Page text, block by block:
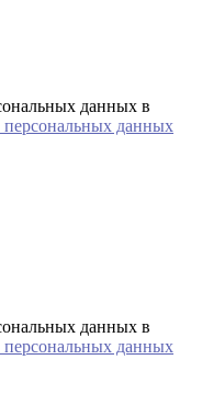
данных в
персональных данных
данных в
персональных данных